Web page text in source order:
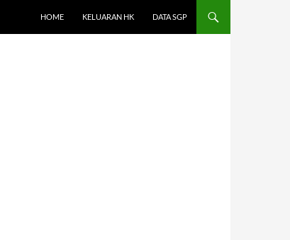
HOME KELUARAN HK DATA SGP